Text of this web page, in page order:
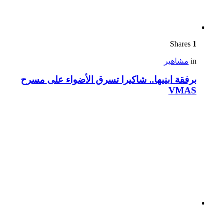
1
in مشاهير
برفقة ابنيها.. شاكيرا تسرق الأضواء على مسرح
VMAS